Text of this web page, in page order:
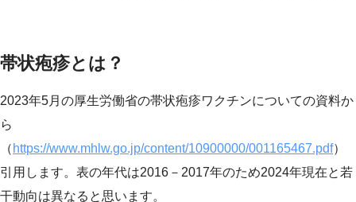
帯状疱疹とは？
2023年5月の厚生労働省の帯状疱疹ワクチンについての資料か
ら
（ https://www.mhlw.go.jp/content/10900000/001165467.pdf）
引用します。表の年代は2016－2017年のため2024年現在と若
干動向は異なると思います。